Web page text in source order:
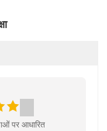
पर आधारित